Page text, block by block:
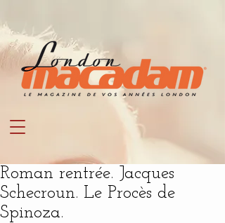
Roman rentrée. Jacques
Schecroun. Le Procès de
Spinoza.